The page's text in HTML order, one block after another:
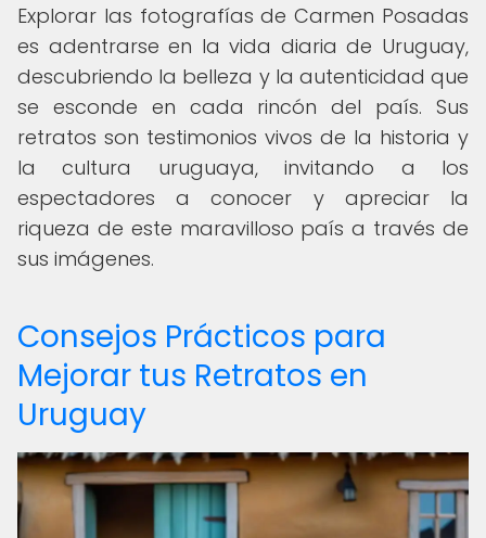
Explorar las fotografías de Carmen Posadas
es adentrarse en la vida diaria de Uruguay,
descubriendo la belleza y la autenticidad que
se esconde en cada rincón del país. Sus
retratos son testimonios vivos de la historia y
la cultura uruguaya, invitando a los
espectadores a conocer y apreciar la
riqueza de este maravilloso país a través de
sus imágenes.
Consejos Prácticos para
Mejorar tus Retratos en
Uruguay